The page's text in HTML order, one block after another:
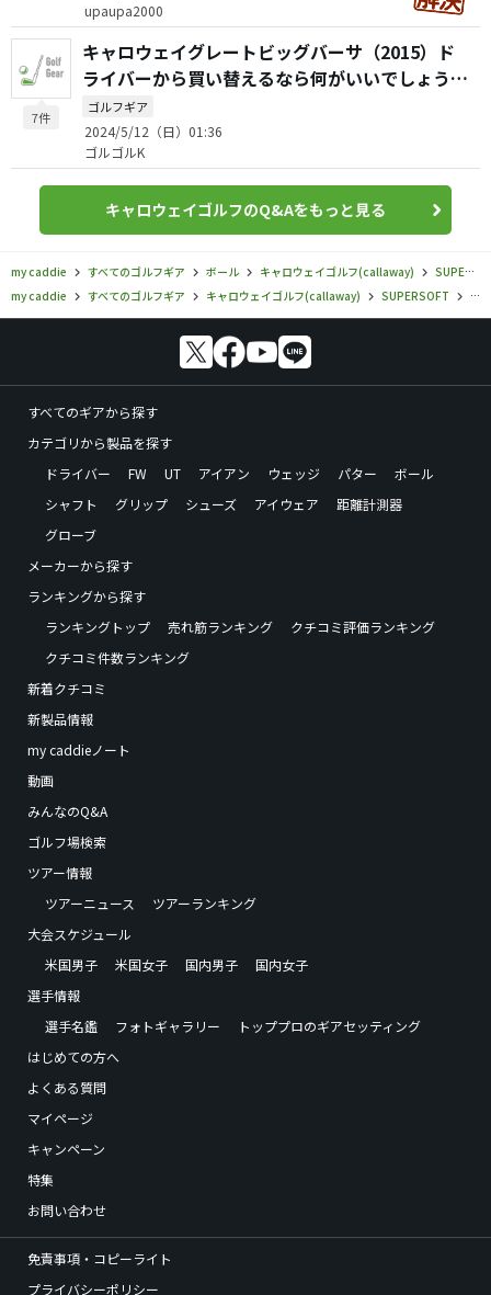
upaupa2000
7件
キャロウェイグレートビッグバーサ（2015）ド
ライバーから買い替えるなら何がいいでしょう
か？
ゴルフギア
2024/5/12（日）01:36
ゴルゴルK
キャロウェイゴルフのQ&Aをもっと見る
my caddie すべてのゴルフギア ボール キャロウェイゴルフ(callaway)
SUPERSOFT
my caddie
すべてのゴルフギア キャロウェイゴルフ(callaway) SUPERSOFT キ
すべてのギアから探す
カテゴリから製品を探す
ドライバー
FW UT アイアン ウェッジ パター
ボール
シャフト
グリップ シューズ アイウェア
距離計測器
グローブ
メーカーから探す
ランキングから探す
ランキングトップ
売れ筋ランキング
クチコミ評価ランキング
クチコミ件数ランキング
新着クチコミ
新製品情報
my caddieノート
動画
みんなのQ&A
ゴルフ場検索
ツアー情報
ツアーニュース
ツアーランキング
大会スケジュール
米国男子
米国女子 国内男子
国内女子
選手情報
選手名鑑
フォトギャラリー
トッププロのギアセッティング
はじめての方へ
よくある質問
マイページ
キャンペーン
特集
お問い合わせ
免責事項・コピーライト
プライバシーポリシー